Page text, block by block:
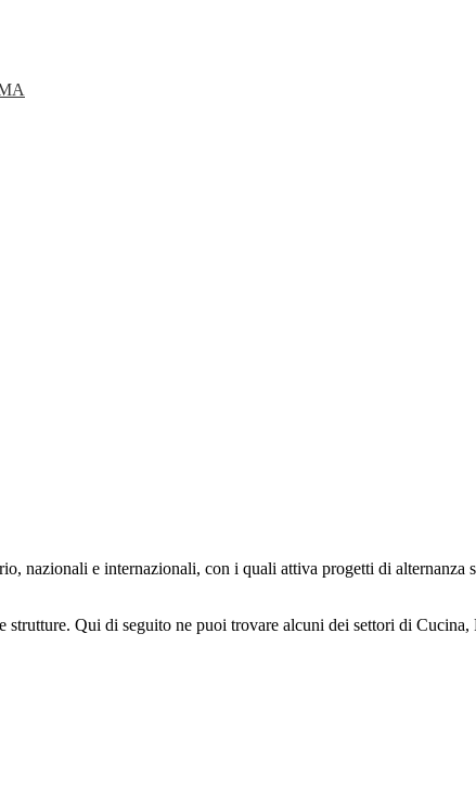
nazionali e internazionali, con i quali attiva progetti di alternanza
strutture. Qui di seguito ne puoi trovare alcuni dei settori di Cucina,